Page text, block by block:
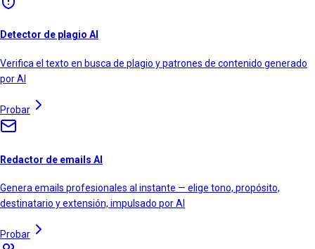
Detector de plagio AI
Verifica el texto en busca de plagio y patrones de contenido generado
por AI
Probar
Redactor de emails AI
Genera emails profesionales al instante — elige tono, propósito,
destinatario y extensión, impulsado por AI
Probar